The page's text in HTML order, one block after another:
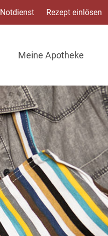
Notdienst Rezept einlösen
Meine Apotheke